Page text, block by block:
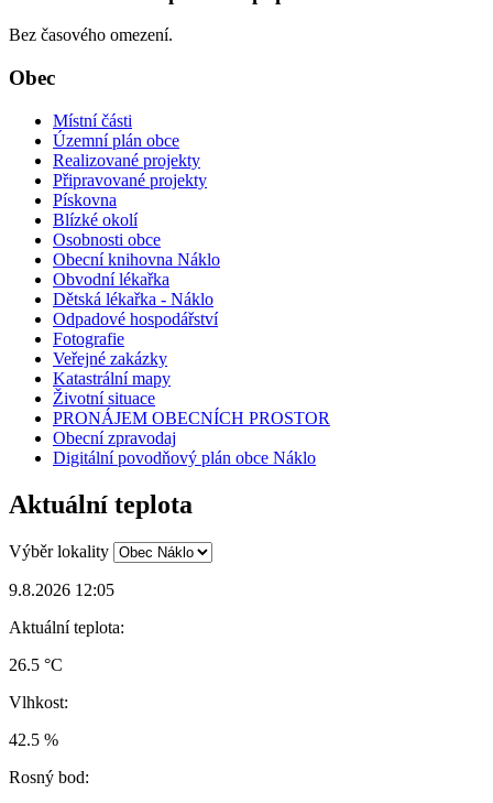
Bez časového omezení.
Obec
Místní části
Územní plán obce
Realizované projekty
Připravované projekty
Pískovna
Blízké okolí
Osobnosti obce
Obecní knihovna Náklo
Obvodní lékařka
Dětská lékařka - Náklo
Odpadové hospodářství
Fotografie
Veřejné zakázky
Katastrální mapy
Životní situace
PRONÁJEM OBECNÍCH PROSTOR
Obecní zpravodaj
Digitální povodňový plán obce Náklo
Aktuální teplota
Výběr lokality
9.8.2026 12:05
Aktuální teplota:
26.5 °C
Vlhkost:
42.5 %
Rosný bod: